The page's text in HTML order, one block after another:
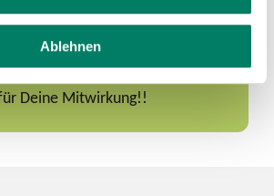
Ablehnen
Deine Mitwirkung!!